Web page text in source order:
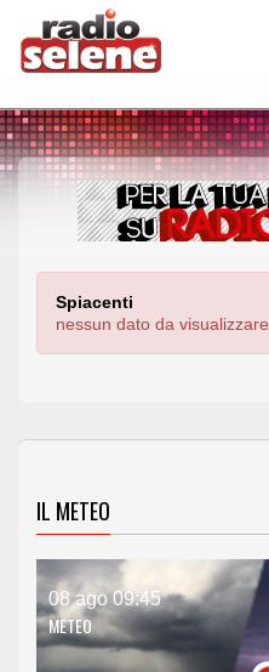
Spiacenti
nessun dato da visualizzare
IL METEO
08 ago 09:45
METEO